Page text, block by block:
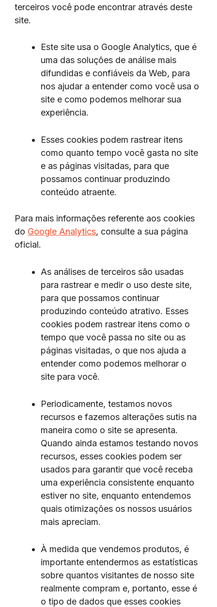
terceiros você pode encontrar através deste
site.
Este site usa o Google Analytics, que é
uma das soluções de análise mais
difundidas e confiáveis ​​da Web, para
nos ajudar a entender como você usa o
site e como podemos melhorar sua
experiência.
Esses cookies podem rastrear itens
como quanto tempo você gasta no site
e as páginas visitadas, para que
possamos continuar produzindo
conteúdo atraente.
Para mais informações referente aos cookies
do Google Analytics, consulte a sua página
oficial.
As análises de terceiros são usadas
para rastrear e medir o uso deste site,
para que possamos continuar
produzindo conteúdo atrativo. Esses
cookies podem rastrear itens como o
tempo que você passa no site ou as
páginas visitadas, o que nos ajuda a
entender como podemos melhorar o
site para você.
Periodicamente, testamos novos
recursos e fazemos alterações sutis na
maneira como o site se apresenta.
Quando ainda estamos testando novos
recursos, esses cookies podem ser
usados ​​para garantir que você receba
uma experiência consistente enquanto
estiver no site, enquanto entendemos
quais otimizações os nossos usuários
mais apreciam.
À medida que vendemos produtos, é
importante entendermos as estatísticas
sobre quantos visitantes de nosso site
realmente compram e, portanto, esse é
o tipo de dados que esses cookies